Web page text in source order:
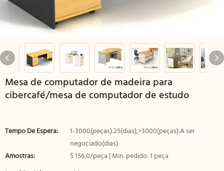
Mesa de computador de madeira para
cibercafé/mesa de computador de estudo
Tempo De Espera:
1-3000(peças):25(dias),>3000(peças):A ser
negociado(dias)
Amostras:
$ 156,0/peça | Min. pedido: 1 peça